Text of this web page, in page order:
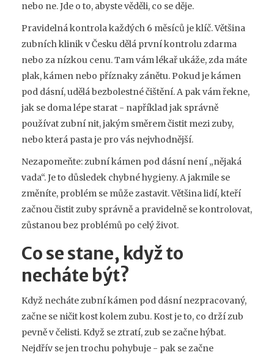
nebo ne. Jde o to, abyste věděli, co se děje.
Pravidelná kontrola každých 6 měsíců je klíč. Většina
zubních klinik v Česku dělá první kontrolu zdarma
nebo za nízkou cenu. Tam vám lékař ukáže, zda máte
plak, kámen nebo příznaky zánětu. Pokud je kámen
pod dásní, udělá bezbolestné čištění. A pak vám řekne,
jak se doma lépe starat - například jak správně
používat zubní nit, jakým směrem čistit mezi zuby,
nebo která pasta je pro vás nejvhodnější.
Nezapomeňte: zubní kámen pod dásní není „nějaká
vada“. Je to důsledek chybné hygieny. A jakmile se
změníte, problém se může zastavit. Většina lidí, kteří
začnou čistit zuby správně a pravidelně se kontrolovat,
zůstanou bez problémů po celý život.
Co se stane, když to
necháte být?
Když necháte zubní kámen pod dásní nezpracovaný,
začne se ničit kost kolem zubu. Kost je to, co drží zub
pevně v čelisti. Když se ztratí, zub se začne hýbat.
Nejdřív se jen trochu pohybuje - pak se začne